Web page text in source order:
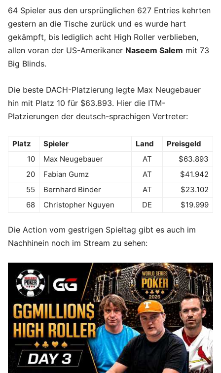
64 Spieler aus den ursprünglichen 627 Entries kehrten
gestern an die Tische zurück und es wurde hart
gekämpft, bis lediglich acht High Roller verblieben,
allen voran der US-Amerikaner Naseem Salem mit 73
Big Blinds.
Die beste DACH-Platzierung legte Max Neugebauer
hin mit Platz 10 für $63.893. Hier die ITM-
Platzierungen der deutsch-sprachigen Vertreter:
Platz Spieler Land
Preisgeld
10
Max Neugebauer AT
$63.893
20
Fabian Gumz AT
$41.942
55
Bernhard Binder AT
$23.102
68
Christopher Nguyen DE $19.999
Die Action vom gestrigen Spieltag gibt es auch im
Nachhinein noch im Stream zu sehen: